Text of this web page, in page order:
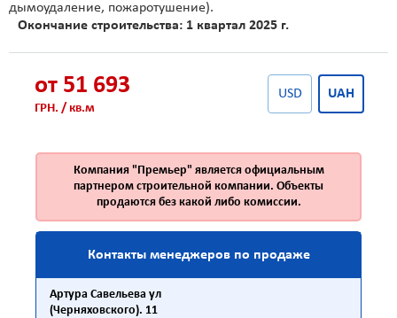
дымоудаление, пожаротушение).
Окончание строительства: 1 квартал 2025 г.
от 51 693
ГРН. / кв.м
USD UAH
Компания "Премьер" является официальным
партнером строительной компании. Объекты
продаются без какой либо комиссии.
Контакты менеджеров по продаже
Артура Савельева ул
(Черняховского). 11